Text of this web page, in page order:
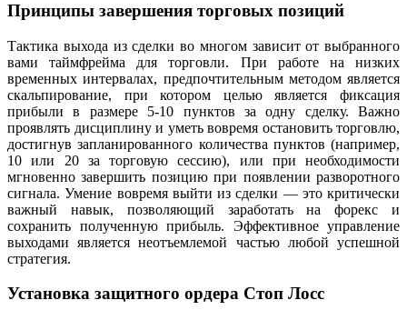
Принципы завершения торговых позиций
Тактика выхода из сделки во многом зависит от выбранного
вами таймфрейма для торговли. При работе на низких
временных интервалах, предпочтительным методом является
скальпирование, при котором целью является фиксация
прибыли в размере 5-10 пунктов за одну сделку. Важно
проявлять дисциплину и уметь вовремя остановить торговлю,
достигнув запланированного количества пунктов (например,
10 или 20 за торговую сессию), или при необходимости
мгновенно завершить позицию при появлении разворотного
сигнала. Умение вовремя выйти из сделки — это критически
важный навык, позволяющий заработать на форекс и
сохранить полученную прибыль. Эффективное управление
выходами является неотъемлемой частью любой успешной
стратегия.
Установка защитного ордера Стоп Лосс